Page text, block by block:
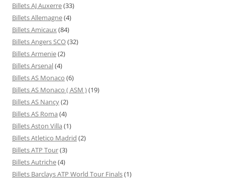
Billets AJ Auxerre(33)
Billets Allemagne(4)
Billets Amicaux(84)
Billets Angers SCO(32)
Billets Armenie(2)
Billets Arsenal(4)
Billets AS Monaco (6)
Billets AS Monaco ( ASM )(19)
Billets AS Nancy(2)
Billets AS Roma (4)
Billets Aston Villa (1)
Billets Atletico Madrid (2)
Billets ATP Tour(3)
Billets Autriche(4)
Billets Barclays ATP World Tour Finals(1)